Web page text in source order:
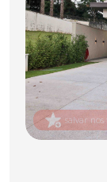
salvar nos